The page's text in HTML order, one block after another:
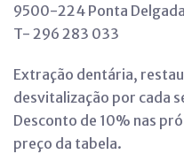
9500-224 Ponta Delgada
T- 296 283 033
Extração dentária,
desvitalização por cada
Desconto de 10% nas
preço da tabela.